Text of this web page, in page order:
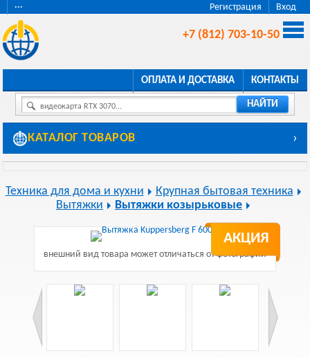
Регистрация Вход
···
+7 (812) 703-10-50
ОПЛАТА И ДОСТАВКА КОНТАКТЫ
видеокарта RTX 3070... НАЙТИ
КАТАЛОГ ТОВАРОВ ›
Техника для дома и кухни
Крупная бытовая техника
Вытяжки
Вытяжки козырьковые
АКЦИЯ
внешний вид товара может отличаться от фотографии